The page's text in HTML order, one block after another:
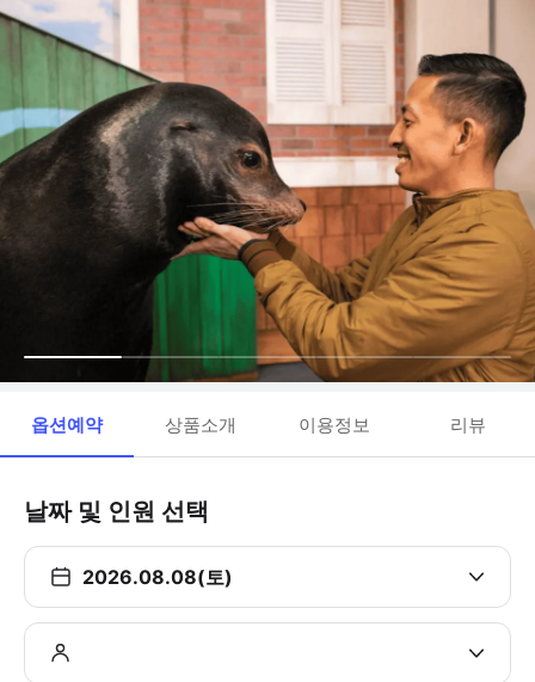
옵션예약 상품소개 이용정보 리뷰
날짜 및 인원 선택
2026.08.08(토)